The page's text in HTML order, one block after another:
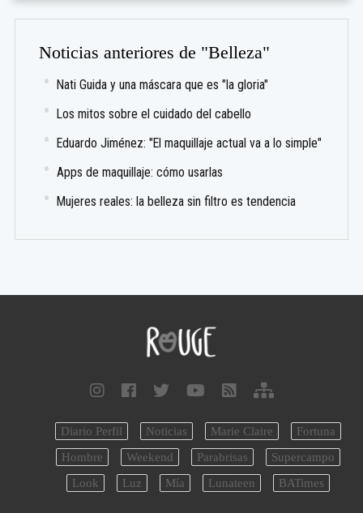
Noticias anteriores de "Belleza"
Nati Guida y una máscara que es "la gloria"
Los mitos sobre el cuidado del cabello
Eduardo Jiménez: "El maquillaje actual va a lo simple"
Apps de maquillaje: cómo usarlas
Mujeres reales: la belleza sin filtro es tendencia
Diario Perfil Noticias Marie Claire
Fortuna
Hombre
Weekend Parabrisas
Supercampo
Look
Luz Mía Lunateen BATimes